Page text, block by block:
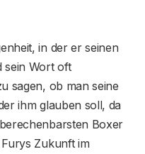
in der er seinen
sein Wort oft
sagen, ob man seine
ihm glauben soll, da
Boxer
Zukunft im